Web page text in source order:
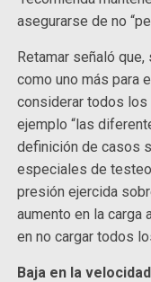
asegurarse de no
Retamar señaló
como uno más para
considerar todos los
ejemplo “las
definición de casos
especiales de
presión ejercida
aumento en la carga
en no cargar todos
Baja en la